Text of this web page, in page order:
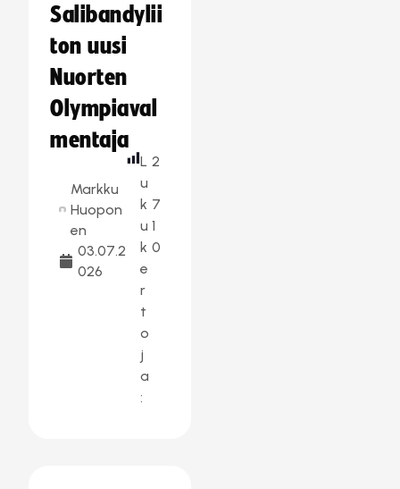
Salibandylii
ton uusi
Nuorten
Olympiaval
mentaja
Markku
Huopon
en
03.07.2
026
L
u
k
u
k
e
r
t
o
j
a
:
2
7
1
0